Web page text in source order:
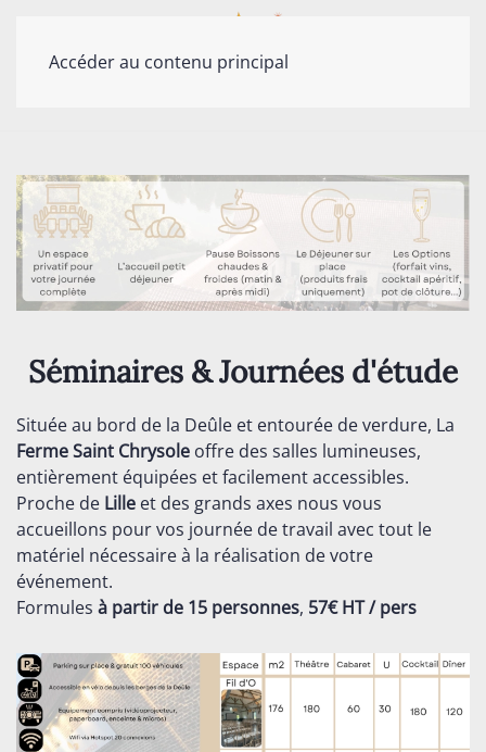
Accéder au contenu principal
Séminaires & Journées d'étude
Située au bord de la Deûle et entourée de verdure, La
Ferme Saint Chrysole offre des salles lumineuses,
entièrement équipées et facilement accessibles.
Proche de Lille et des grands axes nous vous
accueillons pour vos journée de travail avec tout le
matériel nécessaire à la réalisation de votre
événement.
Formules à partir de 15 personnes, 57€ HT / pers